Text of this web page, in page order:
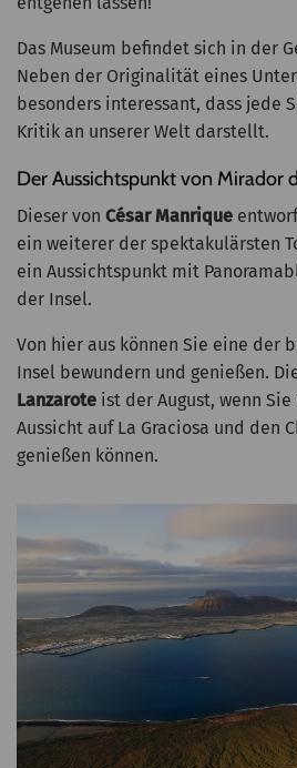
Das Museum befindet sich in der
Neben der Originalität eines
besonders interessant, dass jede
Kritik an unserer Welt darstellt.
Der Aussichtspunkt von Mirador
Dieser von César Manrique
ein weiterer der spektakulärsten
ein Aussichtspunkt mit
der Insel.
Von hier aus können Sie eine der
Insel bewundern und genießen.
Lanzarote ist der August, wenn
Aussicht auf La Graciosa und den
genießen können.